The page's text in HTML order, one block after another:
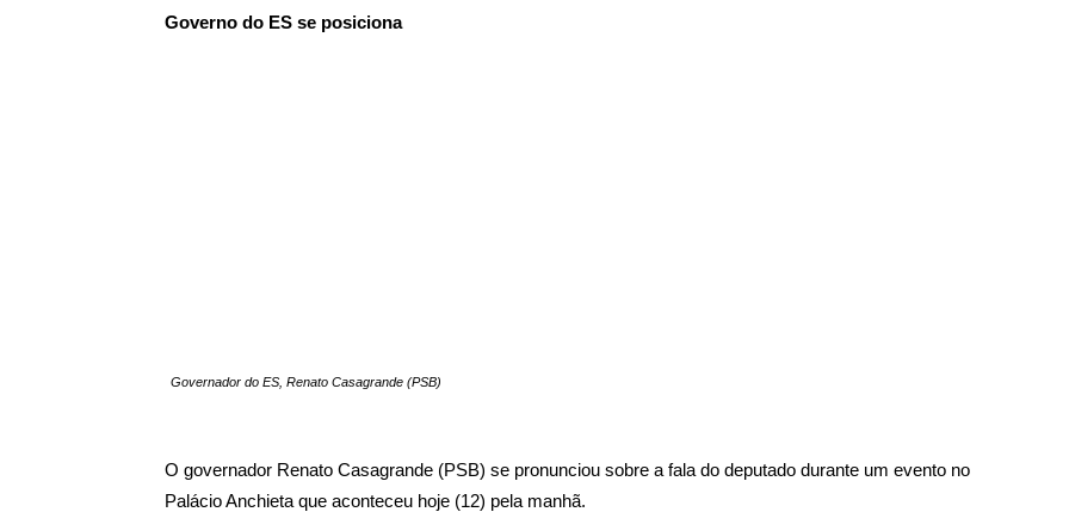
Governo do ES se posiciona
Governador do ES, Renato Casagrande (PSB)
O governador Renato Casagrande (PSB) se pronunciou sobre a fala do deputado durante um evento no
Palácio Anchieta que aconteceu hoje (12) pela manhã.